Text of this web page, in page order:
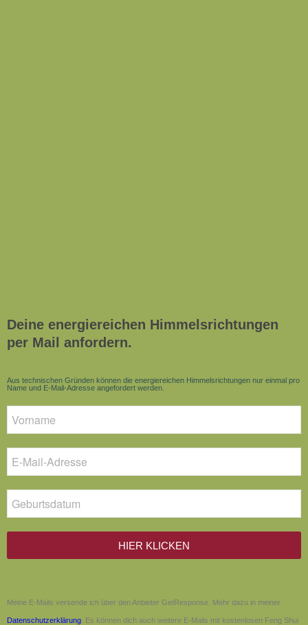
Deine energiereichen Himmelsrichtungen
per Mail anfordern.
Aus technischen Gründen können die energiereichen Himmelsrichtungen nur einmal pro
Name und E-Mail-Adresse angefordert werden.
HIER KLICKEN
Meine E-Mails versende ich über den Anbieter GetResponse. Mehr dazu in meiner
Datenschutzerklärung . Es können dich auch weitere E-Mails mit kostenlosen Feng Shui